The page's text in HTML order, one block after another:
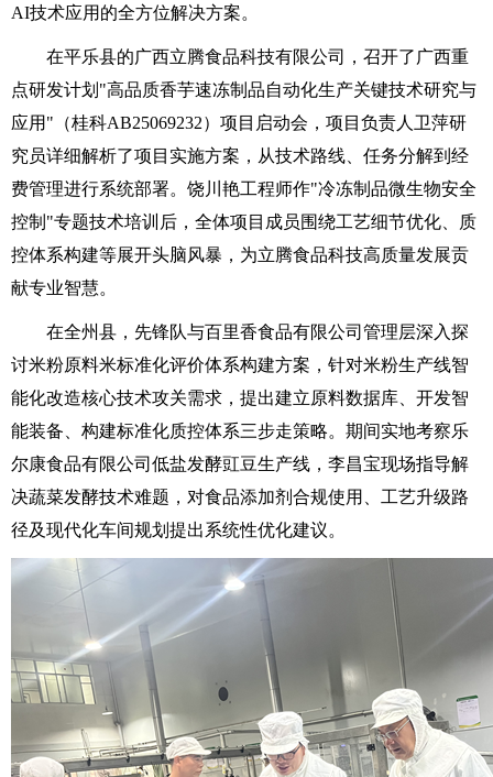
AI技术应用的全方位解决方案。
在平乐县的广西立腾食品科技有限公司，召开了广西重
点研发计划"高品质香芋速冻制品自动化生产关键技术研究与
应用"（桂科AB25069232）项目启动会，项目负责人卫萍研
究员详细解析了项目实施方案，从技术路线、任务分解到经
费管理进行系统部署。饶川艳工程师作"冷冻制品微生物安全
控制"专题技术培训后，全体项目成员围绕工艺细节优化、质
控体系构建等展开头脑风暴，为立腾食品科技高质量发展贡
献专业智慧。
在全州县，先锋队与百里香食品有限公司管理层深入探
讨米粉原料米标准化评价体系构建方案，针对米粉生产线智
能化改造核心技术攻关需求，提出建立原料数据库、开发智
能装备、构建标准化质控体系三步走策略。期间实地考察乐
尔康食品有限公司低盐发酵豇豆生产线，李昌宝现场指导解
决蔬菜发酵技术难题，对食品添加剂合规使用、工艺升级路
径及现代化车间规划提出系统性优化建议。